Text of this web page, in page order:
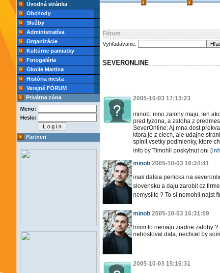
Úvodná stránka
Obchody
Služby
Administratíva
Organizácie
Kultúrne pamiatky
Fotogaléria
Okolie Martina
História mesta
Verejné FÓRUM
Privátna zóna
Meno:
Heslo:
Partneri
Fórum
Vyhľadávanie:
SEVERONLINE
2005-10-03 17:13:23
minob: mno zalohy maju, len
pred tyzdna, a zaloha z
SeverOnline: Aj mna dost
ktora je z ciech, ale udajne
splnit vsetky podmienky, ktore
info by Timohli poskytnut oni (
minob 2005-10-03 16:34:41
inak dalsia perlicka na
slovensku a daju zarobit cz
nemyslite ? To si nemohli najst
minob 2005-10-03 16:31:59
hmm to nemaju ziadne zalohy
nehostoval data, nechcel by
2005-10-03 15:16:31